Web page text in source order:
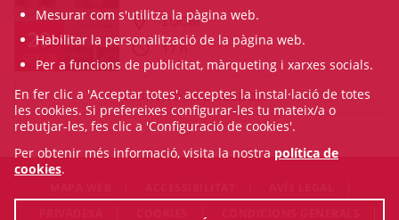
29
SET/26
ZOOM
17 h
VEURE TOTA L'AGENDA
Mesurar com s'utilitza la pàgina web.
Habilitar la personalització de la pàgina web.
Per a funcions de publicitat, màrqueting i xarxes socials.
En fer clic a 'Acceptar totes', acceptes la instal·lació de totes
les cookies. Si prefereixes configurar-les tu mateix/a o
rebutjar-les, fes clic a 'Configuració de cookies'.
Per obtenir més informació, visita la nostra política de
cookies.